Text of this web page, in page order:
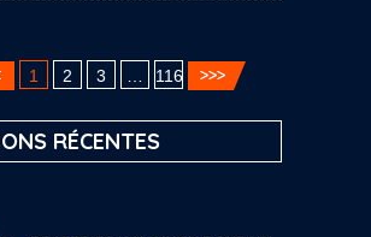
1 2 3 116
RÉCENTES